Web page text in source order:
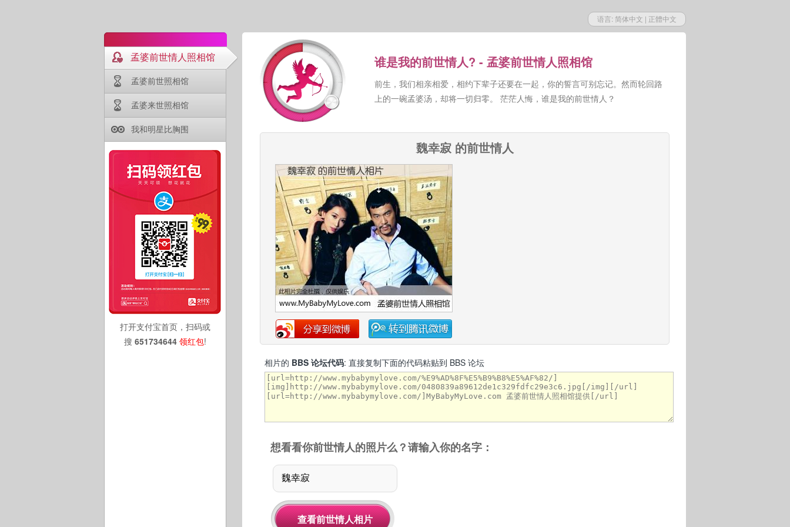
语言: 简体中文 | 正體中文
孟婆前世情人照相馆
孟婆前世照相馆
孟婆来世照相馆
我和明星比胸围
打开支付宝首页，扫码或
搜 651734644 领红包!
谁是我的前世情人? - 孟婆前世情人照相馆
前生，我们相亲相爱，相约下辈子还要在一起，你的誓言可别忘记。然而轮回路
上的一碗孟婆汤，却将一切归零。 茫茫人悔，谁是我的前世情人？
魏幸寂 的前世情人
相片的 BBS 论坛代码: 直接复制下面的代码粘贴到 BBS 论坛
想看看你前世情人的照片么？请输入你的名字：